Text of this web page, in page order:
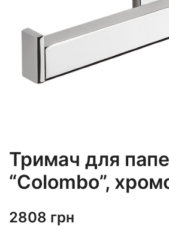
Тримач для
“Colombo”,
2808 грн